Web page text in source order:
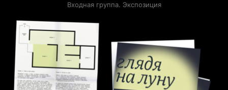
Входная группа. Экспозиция